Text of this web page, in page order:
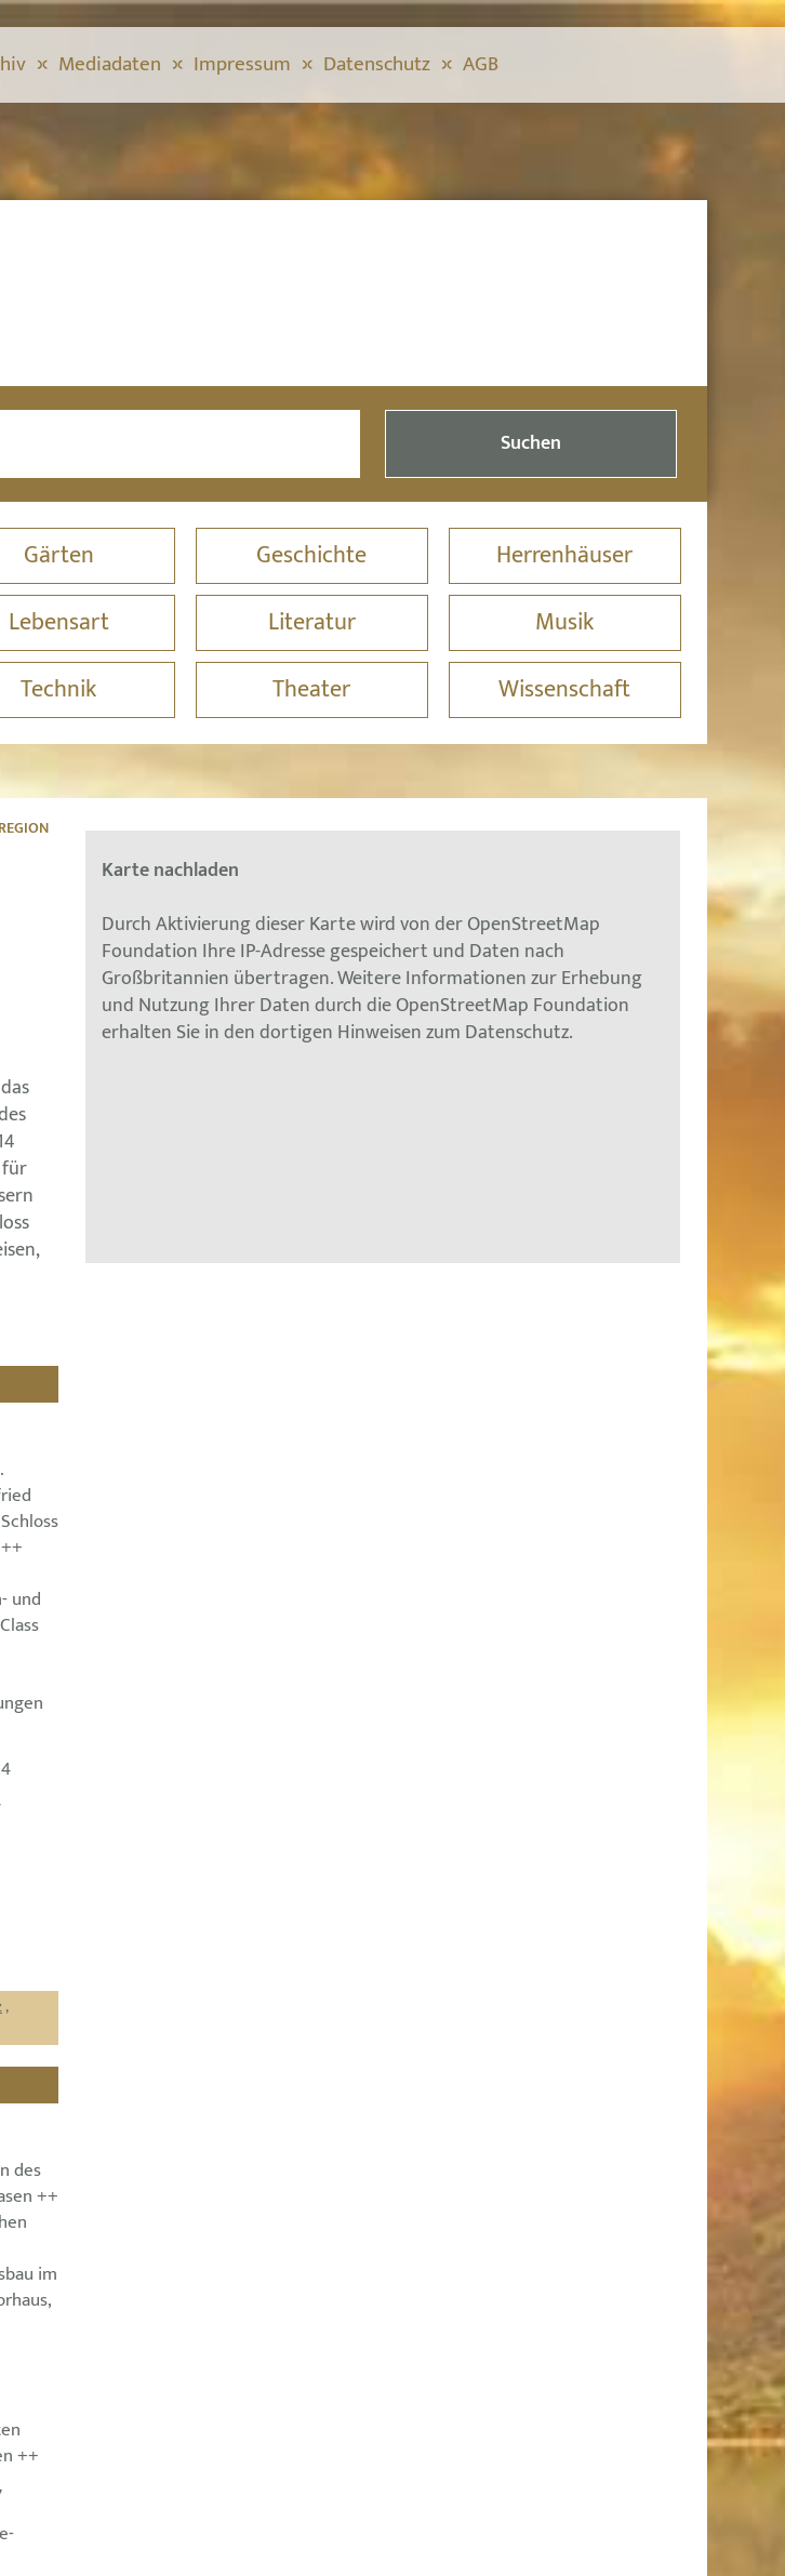
Mediadaten Impressum Datenschutz AGB
Suchen
Gärten Geschichte
Herrenhäuser
Lebensart Literatur
Musik
Technik Theater Wissenschaft
für
und
,
des
++
im
++
Karte nachladen
Durch Aktivierung dieser Karte wird von der OpenStreetMap
Foundation Ihre IP-Adresse gespeichert und Daten nach
Großbritannien übertragen. Weitere Informationen zur Erhebung
und Nutzung Ihrer Daten durch die OpenStreetMap Foundation
erhalten Sie in den dortigen Hinweisen zum Datenschutz.